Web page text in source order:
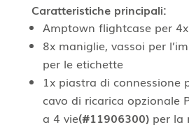
Caratteristiche principali:
Amptown flightcase per
8x maniglie, vassoi per
per le etichette
1x piastra di connessione
cavo di ricarica opzionale
a 4 vie(#11906300)per la